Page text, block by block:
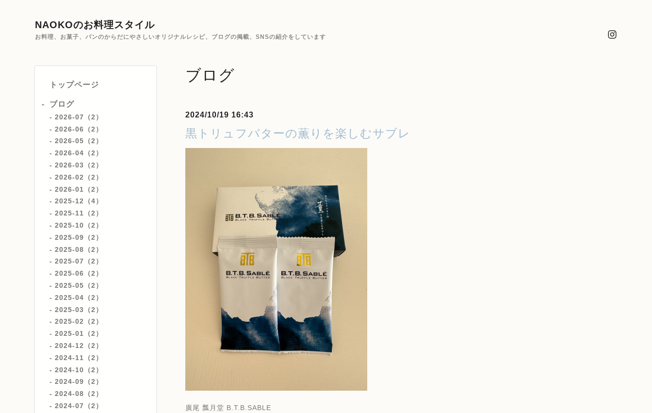
NAOKOのお料理スタイル
お料理、お菓子、パンのからだにやさしいオリジナルレシピ、ブログの掲載、SNSの紹介をしています
トップページ
ブログ
2026-07（2）
2026-06（2）
2026-05（2）
2026-04（2）
2026-03（2）
2026-02（2）
2026-01（2）
2025-12（4）
2025-11（2）
2025-10（2）
2025-09（2）
2025-08（2）
2025-07（2）
2025-06（2）
2025-05（2）
2025-04（2）
2025-03（2）
2025-02（2）
2025-01（2）
2024-12（2）
2024-11（2）
2024-10（2）
2024-09（2）
2024-08（2）
2024-07（2）
ブログ
2024/10/19 16:43
黒トリュフバターの薫りを楽しむサブレ
廣尾 瓢月堂 B.T.B.SABLE